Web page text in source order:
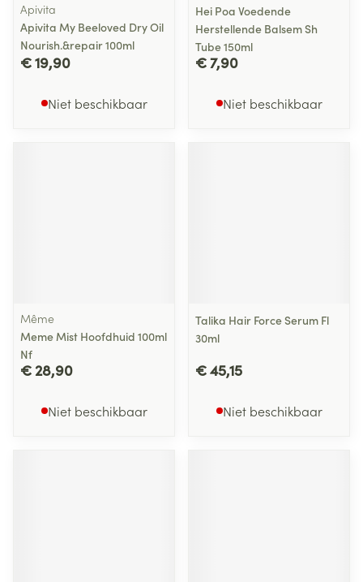
Apivita
Apivita My Beeloved Dry Oil
Nourish.&repair 100ml
€ 19,90
Niet beschikbaar
Hei Poa Voedende
Herstellende Balsem Sh
Tube 150ml
€ 7,90
Niet beschikbaar
Même
Meme Mist Hoofdhuid 100ml
Nf
€ 28,90
Niet beschikbaar
Talika Hair Force Serum Fl
30ml
€ 45,15
Niet beschikbaar